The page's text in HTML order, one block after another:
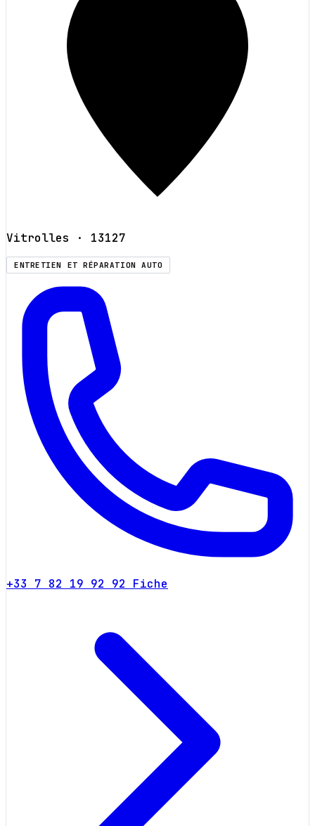
Vitrolles · 13127
ENTRETIEN ET RÉPARATION AUTO
+33 7 82 19 92 92 Fiche